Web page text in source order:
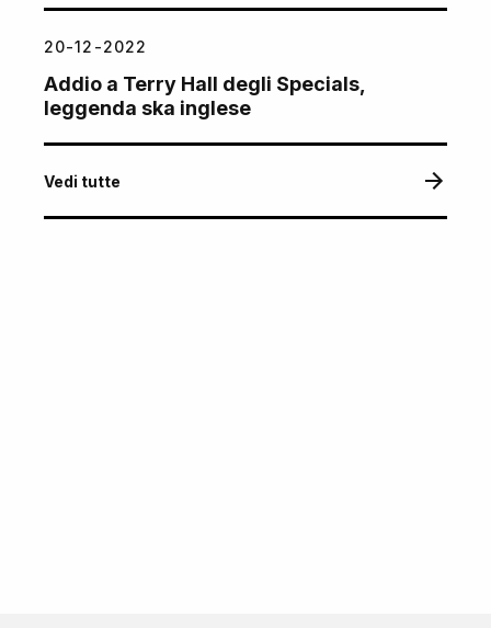
20-12-2022
Addio a Terry Hall degli Specials,
leggenda ska inglese
Vedi tutte